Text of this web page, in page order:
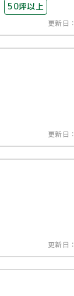
50坪以上
更新日：
更新日：
更新日：